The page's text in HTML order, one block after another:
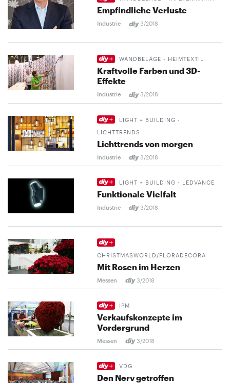
Empfindliche Verluste
Industrie 3/2018
WANDBELÄGE - HEIMTEXTIL
Kraftvolle Farben und 3D-
Effekte
Industrie 3/2018
LIGHT + BUILDING -
LICHTTRENDS
Lichttrends von morgen
Industrie 3/2018
LIGHT + BUILDING - LEDVANCE
Funktionale Vielfalt
Industrie 3/2018
CHRISTMASWORLD/FLORADECORA
Mit Rosen im Herzen
Messen 3/2018
IPM
Verkaufskonzepte im
Vordergrund
Messen 3/2018
VDG
Den Nerv getroffen